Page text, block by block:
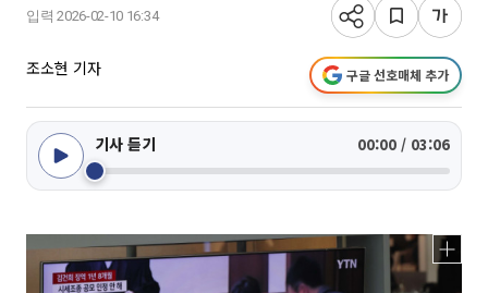
입력 2026-02-10 16:34
조소현 기자 구글 선호매체 추가
기사 듣기 00:00 / 03:06